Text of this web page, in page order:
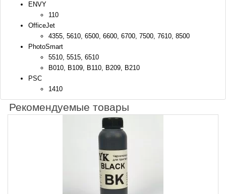
ENVY
110
OfficeJet
4355, 5610, 6500, 6600, 6700, 7500, 7610, 8500
PhotoSmart
5510, 5515, 6510
B010, B109, B110, B209, B210
PSC
1410
Рекомендуемые товары